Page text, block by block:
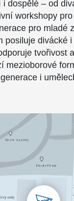
dospělé – od
workshopy
pro mladé
posiluje divácké
tvořivost
mezioborové
i